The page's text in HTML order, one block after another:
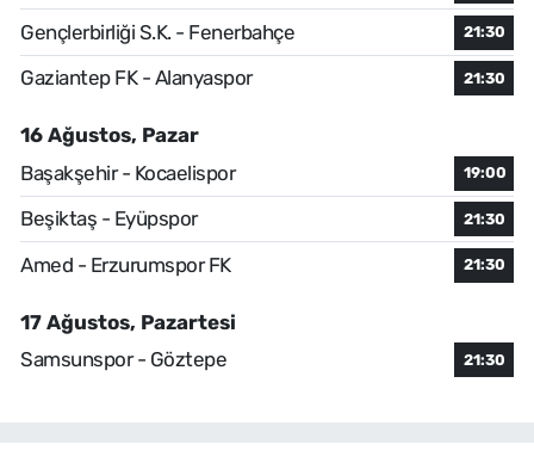
Gençlerbirliği S.K. - Fenerbahçe 21:30
Gaziantep FK - Alanyaspor 21:30
16 Ağustos, Pazar
Başakşehir - Kocaelispor
19:00
Beşiktaş - Eyüpspor 21:30
Amed - Erzurumspor FK 21:30
17 Ağustos, Pazartesi
Samsunspor - Göztepe
21:30